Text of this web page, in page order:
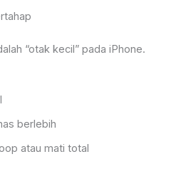
“otak kecil” pada iPhone.
berlebih
atau mati total